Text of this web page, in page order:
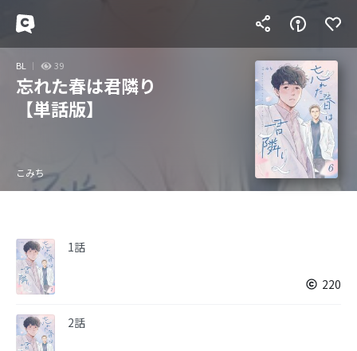
BL 39
忘れた春は君隣り
【単話版】
こみち
1話
220
2話